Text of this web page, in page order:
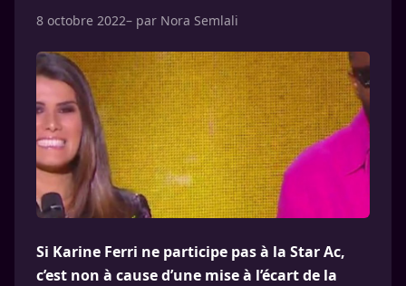
8 octobre 2022– par Nora Semlali
Si Karine Ferri ne participe pas à la Star Ac,
c’est non à cause d’une mise à l’écart de la